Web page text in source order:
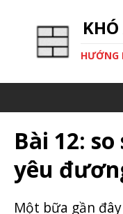
HƯỚNG
Bài 12:
yêu
Một bữa gần